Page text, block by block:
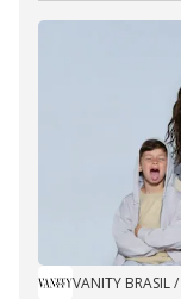
VANITY BRASIL/